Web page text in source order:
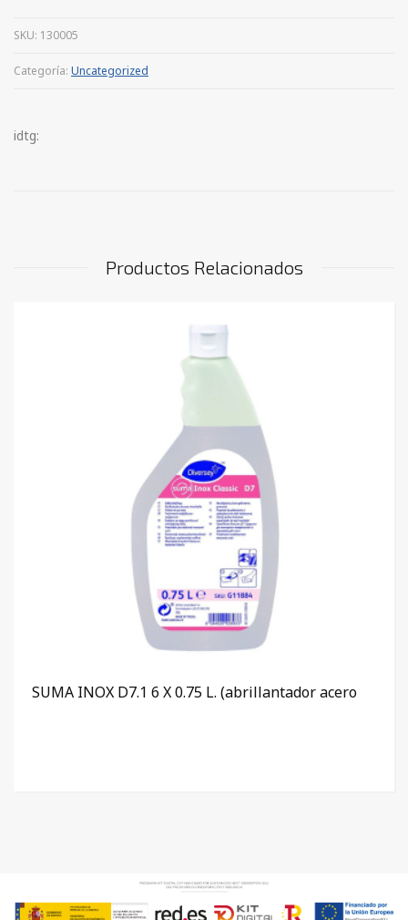
SKU: 130005
Categoría: Uncategorized
idtg:
Productos Relacionados
SUMA INOX D7.1 6 X 0.75 L. (abrillantador acero